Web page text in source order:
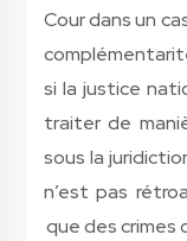
Cour dans un
si la justice
traiter de
sous la
n’est pas
que des crimes